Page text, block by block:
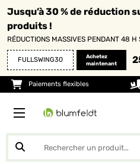
Jusqu’à 30 % de réduction
produits !
RÉDUCTIONS MASSIVES PENDANT 48 H
FULLSWING30
Achetez
maintenant
Paiements flexibles